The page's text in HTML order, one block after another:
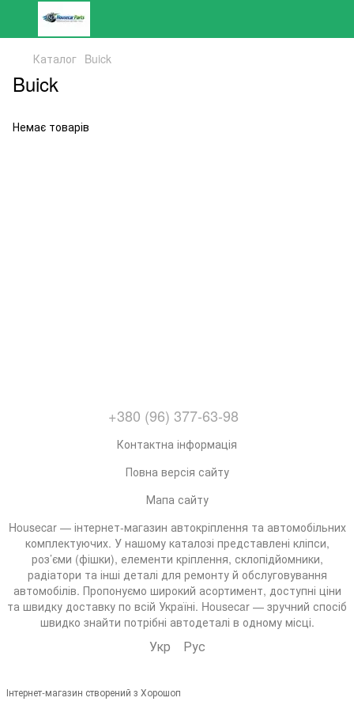
Каталог Buick
Buick
Немає товарів
+380 (96) 377-63-98
Контактна інформація
Повна версія сайту
Мапа сайту
Housecar — інтернет-магазин автокріплення та автомобільних
комплектуючих. У нашому каталозі представлені кліпси,
роз’єми (фішки), елементи кріплення, склопідйомники,
радіатори та інші деталі для ремонту й обслуговування
автомобілів. Пропонуємо широкий асортимент, доступні ціни
та швидку доставку по всій Україні. Housecar — зручний спосіб
швидко знайти потрібні автодеталі в одному місці.
Укр Рус
Інтернет-магазин створений з Хорошоп